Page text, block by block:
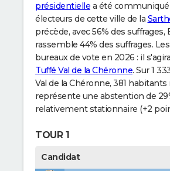
présidentielle a été
électeurs de cette ville de la
précède, avec 56% des
rassemble 44% des suffrages.
bureaux de vote en 2026 : il
Tuffé Val de la Chéronne. Sur 1
Val de la Chéronne, 381
représente une abstention de
relativement stationnaire (+2
TOUR 1
Candidat